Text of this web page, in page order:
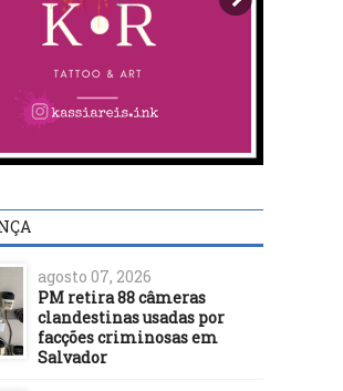
agosto 07, 2026
PM retira 88 câmeras
clandestinas usadas por
facções criminosas em
Salvador